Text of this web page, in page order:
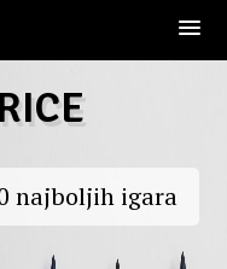
najboljih igara